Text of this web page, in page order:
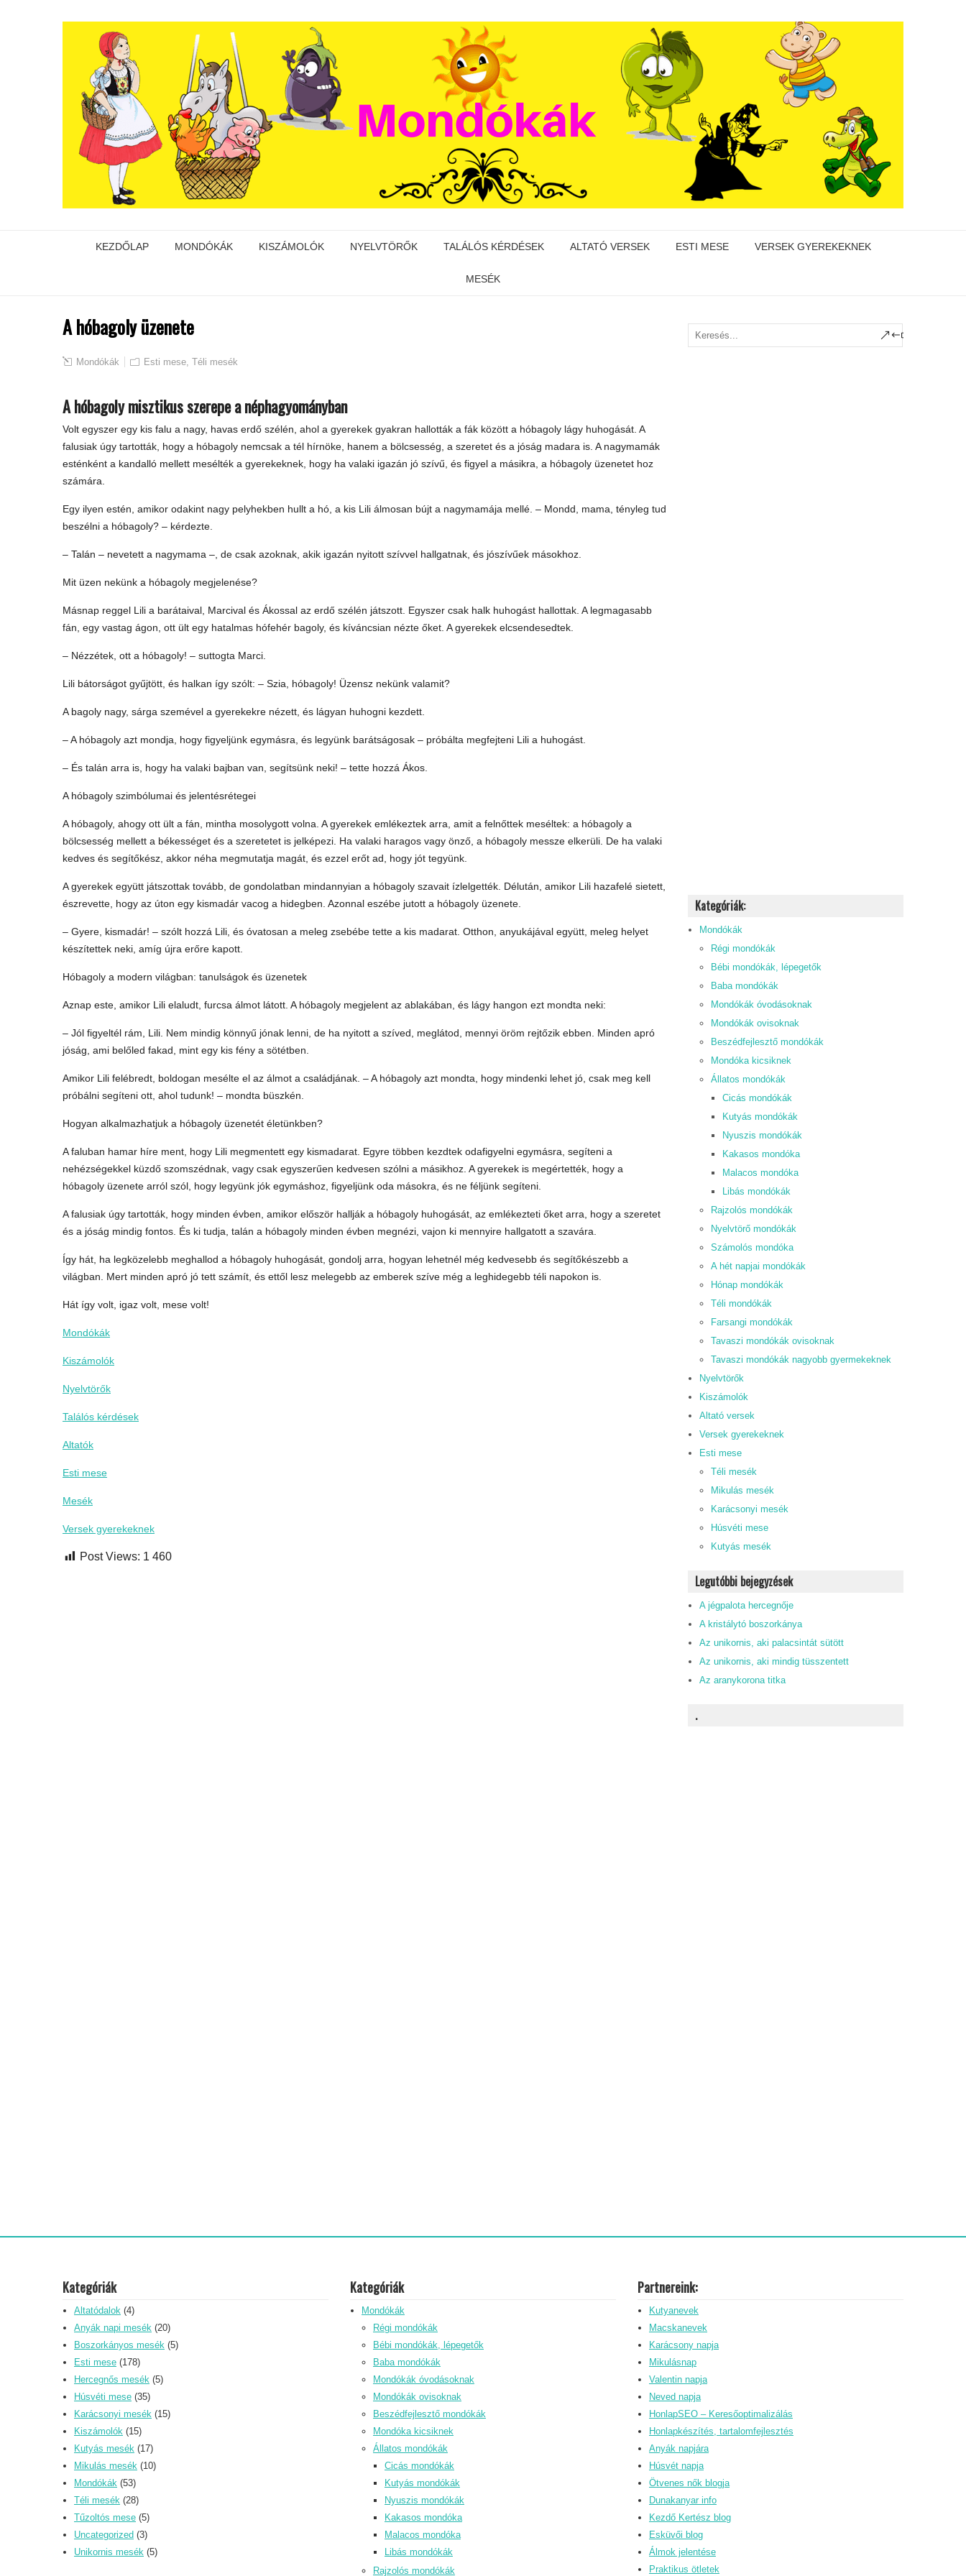
KEZDŐLAP MONDÓKÁK KISZÁMOLÓK NYELVTÖRŐK TALÁLÓS KÉRDÉSEK ALTATÓ VERSEK ESTI MESE VERSEK GYEREKEKNEK
MESÉK
A hóbagoly üzenete
Mondókák Esti mese, Téli mesék
A hóbagoly misztikus szerepe a néphagyományban
Volt egyszer egy kis falu a nagy, havas erdő szélén, ahol a gyerekek gyakran hallották a fák között a hóbagoly lágy huhogását. A
falusiak úgy tartották, hogy a hóbagoly nemcsak a tél hírnöke, hanem a bölcsesség, a szeretet és a jóság madara is. A nagymamák
esténként a kandalló mellett mesélték a gyerekeknek, hogy ha valaki igazán jó szívű, és figyel a másikra, a hóbagoly üzenetet hoz
számára.
Egy ilyen estén, amikor odakint nagy pelyhekben hullt a hó, a kis Lili álmosan bújt a nagymamája mellé. – Mondd, mama, tényleg tud
beszélni a hóbagoly? – kérdezte.
– Talán – nevetett a nagymama –, de csak azoknak, akik igazán nyitott szívvel hallgatnak, és jószívűek másokhoz.
Mit üzen nekünk a hóbagoly megjelenése?
Másnap reggel Lili a barátaival, Marcival és Ákossal az erdő szélén játszott. Egyszer csak halk huhogást hallottak. A legmagasabb
fán, egy vastag ágon, ott ült egy hatalmas hófehér bagoly, és kíváncsian nézte őket. A gyerekek elcsendesedtek.
– Nézzétek, ott a hóbagoly! – suttogta Marci.
Lili bátorságot gyűjtött, és halkan így szólt: – Szia, hóbagoly! Üzensz nekünk valamit?
A bagoly nagy, sárga szemével a gyerekekre nézett, és lágyan huhogni kezdett.
– A hóbagoly azt mondja, hogy figyeljünk egymásra, és legyünk barátságosak – próbálta megfejteni Lili a huhogást.
– És talán arra is, hogy ha valaki bajban van, segítsünk neki! – tette hozzá Ákos.
A hóbagoly szimbólumai és jelentésrétegei
A hóbagoly, ahogy ott ült a fán, mintha mosolygott volna. A gyerekek emlékeztek arra, amit a felnőttek meséltek: a hóbagoly a
bölcsesség mellett a békességet és a szeretetet is jelképezi. Ha valaki haragos vagy önző, a hóbagoly messze elkerüli. De ha valaki
kedves és segítőkész, akkor néha megmutatja magát, és ezzel erőt ad, hogy jót tegyünk.
A gyerekek együtt játszottak tovább, de gondolatban mindannyian a hóbagoly szavait ízlelgették. Délután, amikor Lili hazafelé sietett,
észrevette, hogy az úton egy kismadár vacog a hidegben. Azonnal eszébe jutott a hóbagoly üzenete.
– Gyere, kismadár! – szólt hozzá Lili, és óvatosan a meleg zsebébe tette a kis madarat. Otthon, anyukájával együtt, meleg helyet
készítettek neki, amíg újra erőre kapott.
Hóbagoly a modern világban: tanulságok és üzenetek
Aznap este, amikor Lili elaludt, furcsa álmot látott. A hóbagoly megjelent az ablakában, és lágy hangon ezt mondta neki:
– Jól figyeltél rám, Lili. Nem mindig könnyű jónak lenni, de ha nyitott a szíved, meglátod, mennyi öröm rejtőzik ebben. Minden apró
jóság, ami belőled fakad, mint egy kis fény a sötétben.
Amikor Lili felébredt, boldogan mesélte el az álmot a családjának. – A hóbagoly azt mondta, hogy mindenki lehet jó, csak meg kell
próbálni segíteni ott, ahol tudunk! – mondta büszkén.
Hogyan alkalmazhatjuk a hóbagoly üzenetét életünkben?
A faluban hamar híre ment, hogy Lili megmentett egy kismadarat. Egyre többen kezdtek odafigyelni egymásra, segíteni a
nehézségekkel küzdő szomszédnak, vagy csak egyszerűen kedvesen szólni a másikhoz. A gyerekek is megértették, hogy a
hóbagoly üzenete arról szól, hogy legyünk jók egymáshoz, figyeljünk oda másokra, és ne féljünk segíteni.
A falusiak úgy tartották, hogy minden évben, amikor először hallják a hóbagoly huhogását, az emlékezteti őket arra, hogy a szeretet
és a jóság mindig fontos. És ki tudja, talán a hóbagoly minden évben megnézi, vajon ki mennyire hallgatott a szavára.
Így hát, ha legközelebb meghallod a hóbagoly huhogását, gondolj arra, hogyan lehetnél még kedvesebb és segítőkészebb a
világban. Mert minden apró jó tett számít, és ettől lesz melegebb az emberek szíve még a leghidegebb téli napokon is.
Hát így volt, igaz volt, mese volt!
Mondókák
Kiszámolók
Nyelvtörők
Találós kérdések
Altatók
Esti mese
Mesék
Versek gyerekeknek
Post Views: 1 460
Kategóriák:
Mondókák
Régi mondókák
Bébi mondókák, lépegetők
Baba mondókák
Mondókák óvodásoknak
Mondókák ovisoknak
Beszédfejlesztő mondókák
Mondóka kicsiknek
Állatos mondókák
Cicás mondókák
Kutyás mondókák
Nyuszis mondókák
Kakasos mondóka
Malacos mondóka
Libás mondókák
Rajzolós mondókák
Nyelvtörő mondókák
Számolós mondóka
A hét napjai mondókák
Hónap mondókák
Téli mondókák
Farsangi mondókák
Tavaszi mondókák ovisoknak
Tavaszi mondókák nagyobb gyermekeknek
Nyelvtörők
Kiszámolók
Altató versek
Versek gyerekeknek
Esti mese
Téli mesék
Mikulás mesék
Karácsonyi mesék
Húsvéti mese
Kutyás mesék
Legutóbbi bejegyzések
A jégpalota hercegnője
A kristálytó boszorkánya
Az unikornis, aki palacsintát sütött
Az unikornis, aki mindig tüsszentett
Az aranykorona titka
.
Kategóriák
Altatódalok (4)
Anyák napi mesék (20)
Boszorkányos mesék (5)
Esti mese (178)
Hercegnős mesék (5)
Húsvéti mese (35)
Karácsonyi mesék (15)
Kiszámolók (15)
Kutyás mesék (17)
Mikulás mesék (10)
Mondókák (53)
Téli mesék (28)
Tűzoltós mese (5)
Uncategorized (3)
Unikornis mesék (5)
Kategóriák
Mondókák
Régi mondókák
Bébi mondókák, lépegetők
Baba mondókák
Mondókák óvodásoknak
Mondókák ovisoknak
Beszédfejlesztő mondókák
Mondóka kicsiknek
Állatos mondókák
Cicás mondókák
Kutyás mondókák
Nyuszis mondókák
Kakasos mondóka
Malacos mondóka
Libás mondókák
Rajzolós mondókák
Partnereink:
Kutyanevek
Macskanevek
Karácsony napja
Mikulásnap
Valentin napja
Neved napja
HonlapSEO – Keresőoptimalizálás
Honlapkészítés, tartalomfejlesztés
Anyák napjára
Húsvét napja
Ötvenes nők blogja
Dunakanyar info
Kezdő Kertész blog
Esküvői blog
Álmok jelentése
Praktikus ötletek